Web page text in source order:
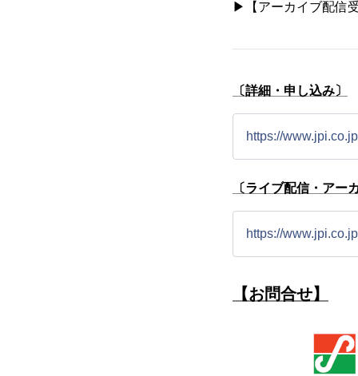
▶︎【アーカイブ配信
〔詳細・申し込み〕
https://
〔ライブ配信・アー
https://
【お問合せ】